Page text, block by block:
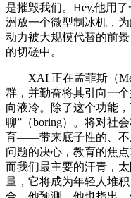
是摧毁我们。Hey,他用
洲放一个微型制冰机，
动力被大规模代替的前
的切磋中。
XAI 正在孟菲斯（
群，并勤奋将其引向一
向液冷。除了这个功能
聊”（boring）。将对社
育——带来底子性的、不
问题的决心，教育的焦
而我们最主要的汗青，
量，它将成为年轻人堆